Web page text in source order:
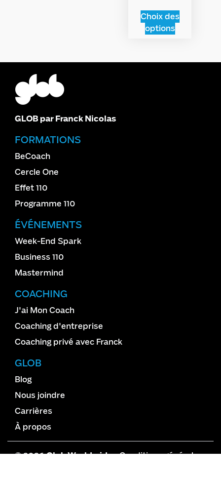
Choix des
options
GLOB par Franck Nicolas
FORMATIONS
BeCoach
Cercle One
Effet 110
Programme 110
ÉVÉNEMENTS
Week-End Spark
Business 110
Mastermind
COACHING
J'ai Mon Coach
Coaching d'entreprise
Coaching privé avec Franck
GLOB
Blog
Nous joindre
Carrières
À propos
© 2026Glob Worldwide•Conditions générales